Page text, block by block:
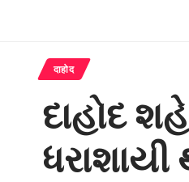
दाहोद
દાહોદ